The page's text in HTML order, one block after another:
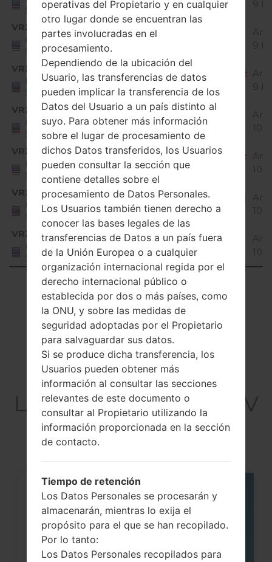
States
9
VRZ
United
States
Q720VS10g_04_VZW_US_OP_0617.kdz
9
VRZ
United
States
Q720VS10h_00_VZW_US_OP_0720.kdz
9
VRZ
United
States
Q720VS20a_01_VZW_US_OP_0812.kdz
10 Q
VRZ
United
States
Q720VS20b_02_VZW_US_OP_1023.kdz
10 Q
VRZ
United
States
Q720VS20f_00_VZW_US_OP_0526.kdz
10 Q
VRZ
United
States
Q720VS20g_03_VZW_US_OP_1108.kdz
10 Q
Showing 1 to 9 of 9 entries
Previous 1 Next
Artículos
LGQ720VSP(LMQ720V
SP) akaLG Stylo 5
operativas del Propietario y en cualquier
otro lugar donde se encuentran las
partes involucradas en el
procesamiento.
Dependiendo de la ubicación del
Usuario, las transferencias de datos
pueden implicar la transferencia de los
Datos del Usuario a un país distinto al
suyo. Para obtener más información
sobre el lugar de procesamiento de
dichos Datos transferidos, los Usuarios
pueden consultar la sección que
contiene detalles sobre el
procesamiento de Datos Personales.
Los Usuarios también tienen derecho a
conocer las bases legales de las
transferencias de Datos a un país fuera
de la Unión Europea o a cualquier
organización internacional regida por el
derecho internacional público o
establecida por dos o más países, como
la ONU, y sobre las medidas de
seguridad adoptadas por el Propietario
para salvaguardar sus datos.
Si se produce dicha transferencia, los
Usuarios pueden obtener más
información al consultar las secciones
relevantes de este documento o
consultar al Propietario utilizando la
información proporcionada en la sección
de contacto.
Tiempo de retención
Los Datos Personales se procesarán y
almacenarán, mientras lo exija el
propósito para el que se han recopilado.
Por lo tanto:
Los Datos Personales recopilados para